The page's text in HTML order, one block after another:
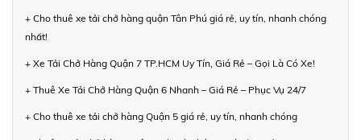
+ Cho thuê xe tải chở hàng quận Tân Phú giá rẻ, uy tín, nhanh chóng
nhất!
+ Xe Tải Chở Hàng Quận 7 TP.HCM Uy Tín, Giá Rẻ – Gọi Là Có Xe!
+ Thuê Xe Tải Chở Hàng Quận 6 Nhanh – Giá Rẻ – Phục Vụ 24/7
+ Cho thuê xe tải chở hàng Quận 5 giá rẻ, uy tín, nhanh chóng